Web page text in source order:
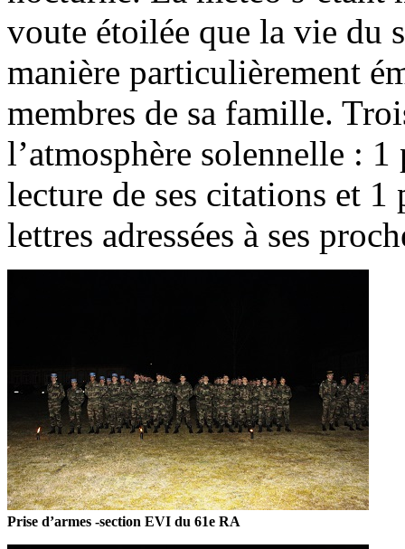
voute étoilée que la vie du
manière particulièrement
membres de sa famille.
l’atmosphère solennelle :
lecture de ses citations et
lettres adressées à ses
Prise d’armes -section EVI du 61e RA